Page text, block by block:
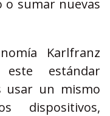
o sumar nuevas
Karlfranz
estándar
usar un mismo
dispositivos,